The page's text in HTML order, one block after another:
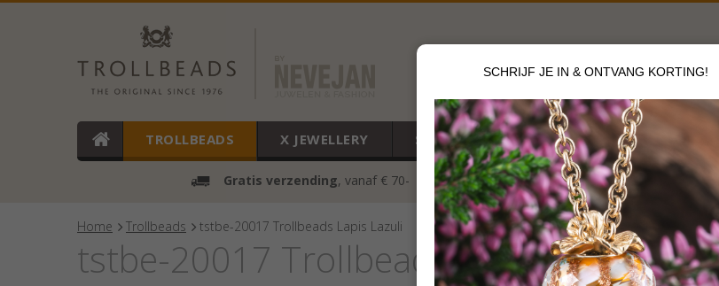
SCHRIJF JE IN & ONTVANG KORTING!
TROLLBEADS X JEWELLERY SALE NIEUW CADEAUBON
Gratis verzending, vanaf € 70- voor 12 u besteldklik hier*
Home Trollbeads tstbe-20017 Trollbeads Lapis Lazuli
tstbe-20017 Trollbeads Lapis Lazuli